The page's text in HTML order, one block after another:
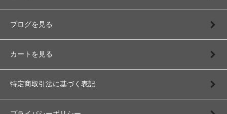
ブログを見る
カートを見る
特定商取引法に基づく表記